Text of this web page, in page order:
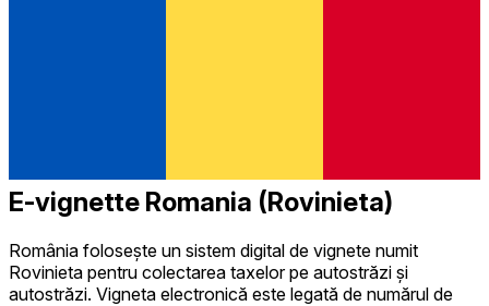
E-vignette Romania (Rovinieta)
România folosește un sistem digital de vignete numit
Rovinieta pentru colectarea taxelor pe autostrăzi și
autostrăzi. Vigneta electronică este legată de numărul de